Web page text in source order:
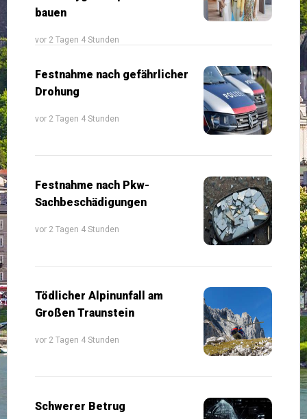
bauen
vor 2 Tagen 4 Stunden
Festnahme nach gefährlicher
Drohung
vor 2 Tagen 4 Stunden
Festnahme nach Pkw-
Sachbeschädigungen
vor 2 Tagen 4 Stunden
Tödlicher Alpinunfall am
Großen Traunstein
vor 2 Tagen 4 Stunden
Schwerer Betrug